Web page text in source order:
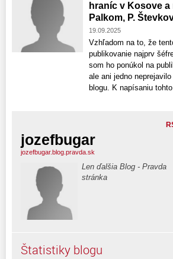
hraníc v Kosove a
Palkom, P.
19.09.2025
Vzhľadom na to, že
publikovanie najprv
som ho ponúkol na
ale ani jedno
blogu. K napísaniu
jozefbugar
jozefbugar.blog.pravda.sk
Len ďalšia Blog - Pravda
stránka
Štatistiky blogu